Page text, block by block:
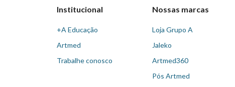
Institucional
+A Educação
Artmed
Trabalhe conosco
Nossas marcas
Loja Grupo A
Jaleko
Artmed360
Pós Artmed